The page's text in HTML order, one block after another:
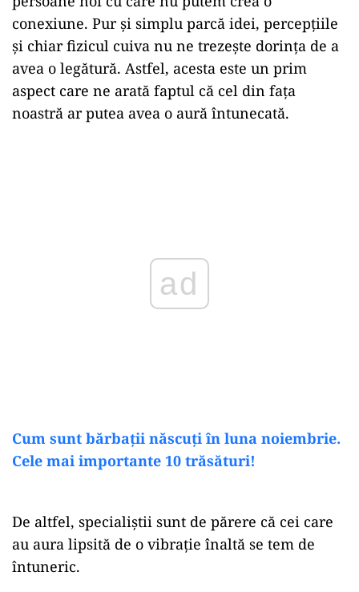
conexiune. Pur și simplu parcă idei, percepțiile
și chiar fizicul cuiva nu ne trezește dorința de a
avea o legătură. Astfel, acesta este un prim
aspect care ne arată faptul că cel din fața
noastră ar putea avea o aură întunecată.
ad
Cum sunt bărbații născuți în luna noiembrie.
Cele mai importante 10 trăsături!
De altfel, specialiștii sunt de părere că cei care
au aura lipsită de o vibrație înaltă se tem de
întuneric.